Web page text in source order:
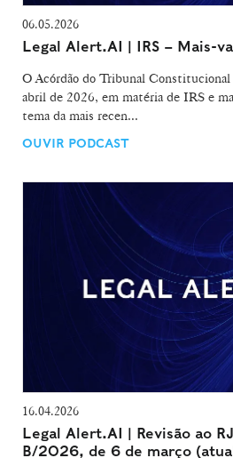
06.05.2026
Legal Alert.AI | IRS – Mais-
O Acórdão do Tribunal
abril de 2026, em matéria de IRS e
tema da mais recen...
OUVIR PODCAST
16.04.2026
Legal Alert.AI | Revisão ao
B/2026, de 6 de março